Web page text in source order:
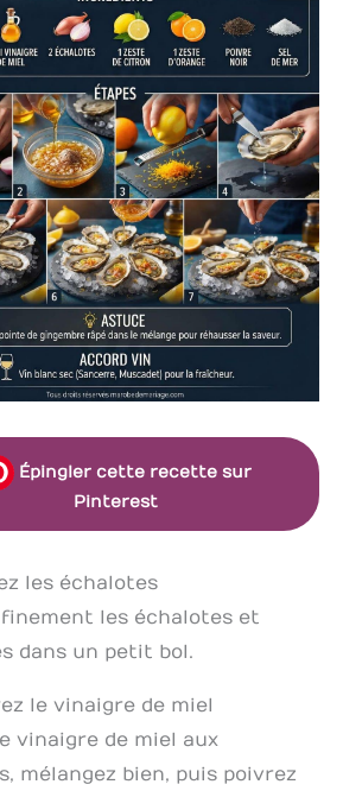
Épingler cette recette sur
Pinterest
les échalotes
finement les échalotes et
dans un petit bol.
le vinaigre de miel
vinaigre de miel aux
mélangez bien, puis poivrez